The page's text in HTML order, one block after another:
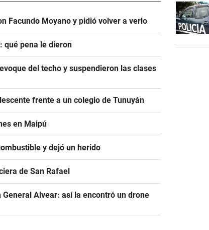
Facundo Moyano y pidió volver a verlo
qué pena le dieron
del techo y suspendieron las clases
frente a un colegio de Tunuyán
en Maipú
y dejó un herido
de San Rafael
Alvear: así la encontró un drone